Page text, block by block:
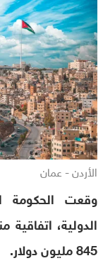
الأردن - عمان
وقعت الحكومة
الدولية،
845 مليون دولار.